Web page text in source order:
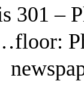
301 –